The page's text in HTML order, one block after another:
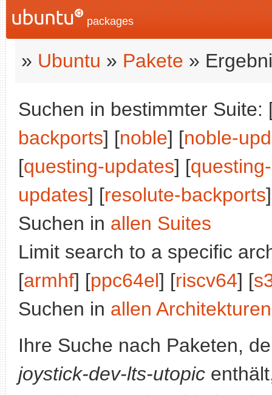
packages
» Ubuntu » Pakete »
Suchen in bestimmter Suite:
backports] [noble] [noble-
[questing-updates] [
updates] [resolute-backports
Suchen in allen Suites
Limit search to a specific
[armhf] [ppc64el] [riscv64] [
Suchen in allen Architekturen
Ihre Suche nach Paketen,
joystick-dev-lts-utopic